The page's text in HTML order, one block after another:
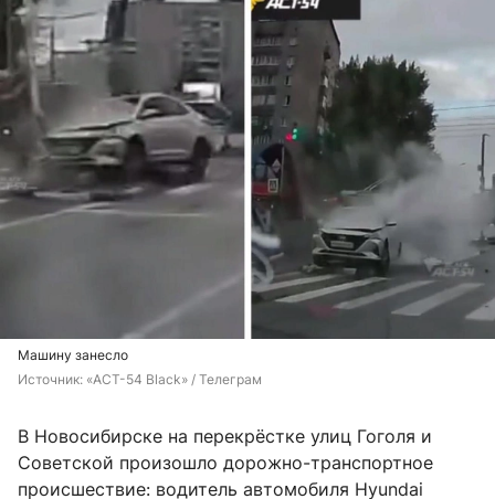
Машину занесло
Источник: «АСТ-54 Black» / Телеграм
В Новосибирске на перекрёстке улиц Гоголя и
Советской произошло дорожно-транспортное
происшествие: водитель автомобиля Hyundai